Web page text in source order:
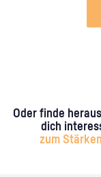
Oder finde
dich
zum